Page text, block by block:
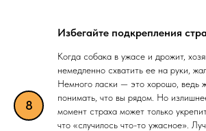
Избегайте подкрепления
Когда собака в ужасе и дрожит,
немедленно схватить ее на руки,
Немного ласки — это хорошо, ведь
понимать, что вы рядом. Но
момент страха может только
что «случилось что-то ужасное».